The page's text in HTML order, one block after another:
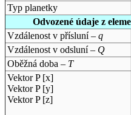
Typ planetky
Odvozené údaje z
Vzdálenost v přísluní – q
Vzdálenost v odsluní – Q
Oběžná doba – T
Vektor P [x]
Vektor P [y]
Vektor P [z]